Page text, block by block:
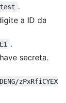
.
a ID da
.
secreta.
zPxRfiCYEX